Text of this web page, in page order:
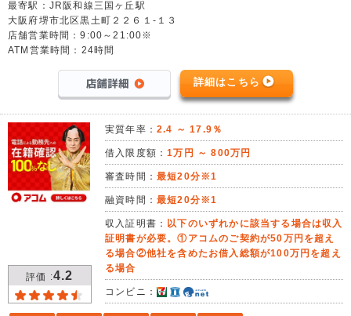
最寄駅：JR阪和線三国ヶ丘駅
大阪府堺市北区黒土町２２６１-１３
店舗営業時間：9:00～21:00※
ATM営業時間：24時間
詳細はこちら
評価 :4.2
実質年率： 2.4 ～ 17.9％
借入限度額：1万円 ～ 800万円
審査時間： 最短20分※1
融資時間： 最短20分※1
収入証明書： 以下のいずれかに該当する場合は収入
証明書が必要。①アコムのご契約が50万円を超え
る場合②他社を含めたお借入総額が100万円を超え
る場合
コンビニ：